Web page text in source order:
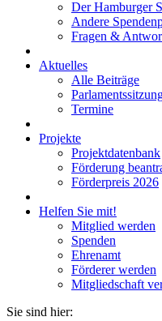
Der Hamburger
Andere
Fragen &
Aktuelles
Alle Beiträge
Termine
Projekte
Projektdatenbank
Förderung
Förderpreis 2026
Helfen Sie mit!
Mitglied werden
Spenden
Ehrenamt
Förderer werden
Mitgliedschaft
Sie sind hier: